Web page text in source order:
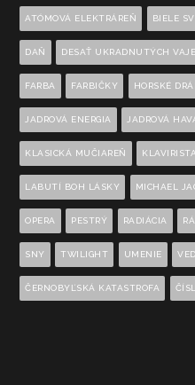
ATÓMOVÁ ELEKTRÁREŇ BIELE
DAŇ DESAŤ UKRADNUTÝCH
FARBA FARBIČKY HORSKÉ
JADROVÁ ENERGIA JADROVÁ
KLASICKÁ MUČIAREŇ KLAVIRISTA
LABUTÍ BOH LÁSKY MICHAEL
OPERA PESTRÝ RADIÁCIA
SNY TWILIGHT UMENIE
ČERNOBYĽSKÁ KATASTROFA